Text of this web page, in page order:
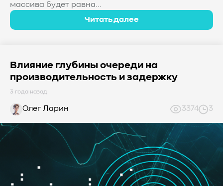
массива будет равна...
Читать далее
Влияние глубины очереди на
производительность и задержку
3 года назад
Олег Ларин 3374 3